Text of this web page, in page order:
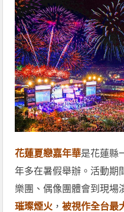
花蓮夏戀嘉年華是花蓮縣
年多在暑假舉辦。活動期
樂團、偶像團體會到現場
璀璨煙火 ，被視作全台最